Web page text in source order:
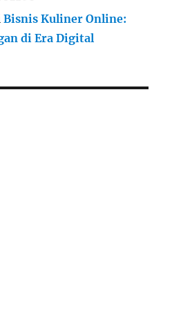
Bisnis Kuliner Online:
di Era Digital